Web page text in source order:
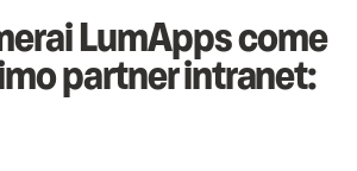
LumApps come
partner intranet: